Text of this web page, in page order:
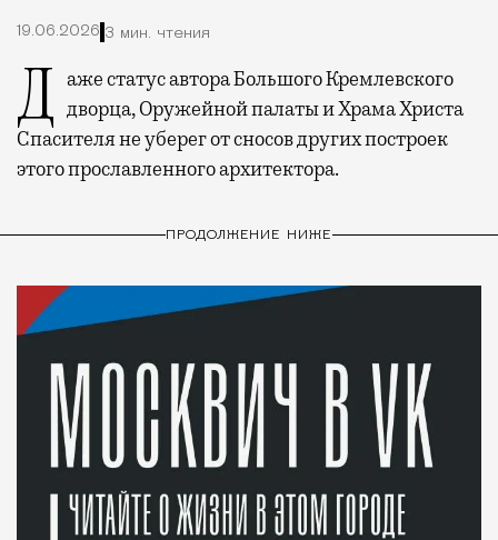
19.06.2026 3 мин. чтения
Даже статус автора Большого Кремлевского дворца, Оружейной палаты и Храма Христа
Спасителя не уберег от сносов других построек
этого прославленного архитектора.
ПРОДОЛЖЕНИЕ НИЖЕ